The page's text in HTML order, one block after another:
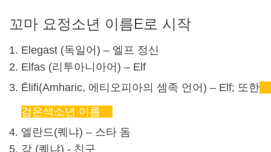
꼬마 요정소년 이름E로 시작
Elegast (독일어) – 엘프 정신
Elfas (리투아니아어) – Elf
Ēlifi(Amharic, 에티오피아의 셈족 언어) – Elf; 또한
검은색소년 이름
엘란드(퀘냐) – 스타 돔
강 (퀘냐) - 친구